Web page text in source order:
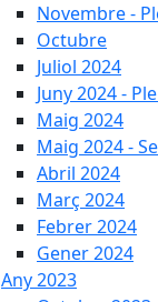
Novembre -
Octubre
Juliol 2024
Juny 2024 -
Maig 2024
Maig 2024 -
Abril 2024
Març 2024
Febrer 2024
Gener 2024
Any 2023